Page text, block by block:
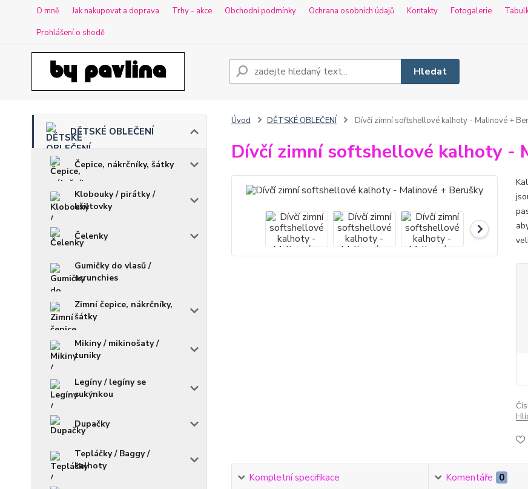
O mně Jak nakupovat a doprava Trhy - akce Obchodní podmínky Ochrana osobních údajů Kontakty Fotogalerie
Prohlášení o shodě
Hledat
DĚTSKÉ OBLEČENÍ
Čepice, nákrčníky, šátky
Klobouky / pirátky /
kšiltovky
Čelenky
Gumičky do vlasů /
scrunchies
Zimní čepice, nákrčníky,
šátky
Mikiny / mikinošaty /
tuniky
Legíny / legíny se
sukýnkou
Dupačky
Tepláčky / Baggy /
kalhoty
Úvod DĚTSKÉ OBLEČENÍ Dívčí zimní softshellové kalhoty - Malinové +
Dívčí zimní softshellové kalhoty -
Kompletní specifikace Komentáře 0